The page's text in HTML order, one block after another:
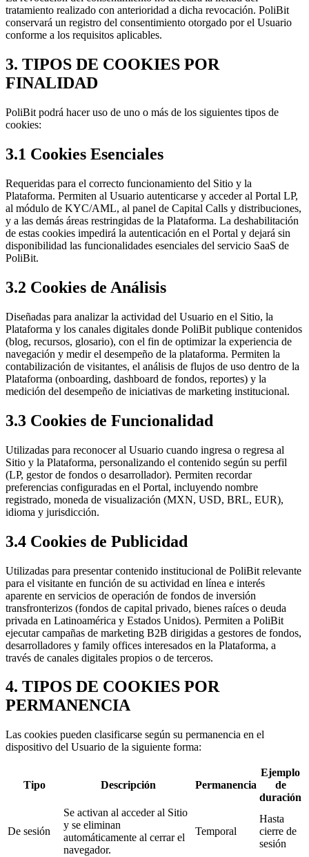
tratamiento realizado con anterioridad a dicha revocación. PoliBit
conservará un registro del consentimiento otorgado por el Usuario
conforme a los requisitos aplicables.
3. TIPOS DE COOKIES POR
FINALIDAD
PoliBit podrá hacer uso de uno o más de los siguientes tipos de
cookies:
3.1 Cookies Esenciales
Requeridas para el correcto funcionamiento del Sitio y la
Plataforma. Permiten al Usuario autenticarse y acceder al Portal LP,
al módulo de KYC/AML, al panel de Capital Calls y distribuciones,
y a las demás áreas restringidas de la Plataforma. La deshabilitación
de estas cookies impedirá la autenticación en el Portal y dejará sin
disponibilidad las funcionalidades esenciales del servicio SaaS de
PoliBit.
3.2 Cookies de Análisis
Diseñadas para analizar la actividad del Usuario en el Sitio, la
Plataforma y los canales digitales donde PoliBit publique contenidos
(blog, recursos, glosario), con el fin de optimizar la experiencia de
navegación y medir el desempeño de la plataforma. Permiten la
contabilización de visitantes, el análisis de flujos de uso dentro de la
Plataforma (onboarding, dashboard de fondos, reportes) y la
medición del desempeño de iniciativas de marketing institucional.
3.3 Cookies de Funcionalidad
Utilizadas para reconocer al Usuario cuando ingresa o regresa al
Sitio y la Plataforma, personalizando el contenido según su perfil
(LP, gestor de fondos o desarrollador). Permiten recordar
preferencias configuradas en el Portal, incluyendo nombre
registrado, moneda de visualización (MXN, USD, BRL, EUR),
idioma y jurisdicción.
3.4 Cookies de Publicidad
Utilizadas para presentar contenido institucional de PoliBit relevante
para el visitante en función de su actividad en línea e interés
aparente en servicios de operación de fondos de inversión
transfronterizos (fondos de capital privado, bienes raíces o deuda
privada en Latinoamérica y Estados Unidos). Permiten a PoliBit
ejecutar campañas de marketing B2B dirigidas a gestores de fondos,
desarrolladores y family offices interesados en la Plataforma, a
través de canales digitales propios o de terceros.
4. TIPOS DE COOKIES POR
PERMANENCIA
Las cookies pueden clasificarse según su permanencia en el
dispositivo del Usuario de la siguiente forma:
Tipo Descripción Permanencia
Ejemplo
de
duración
De sesión
Se activan al acceder al Sitio
y se eliminan
automáticamente al cerrar el
navegador.
Temporal
Hasta
cierre de
sesión